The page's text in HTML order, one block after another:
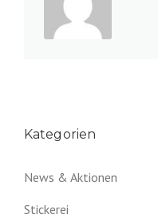
Kategorien
News & Aktionen
Stickerei